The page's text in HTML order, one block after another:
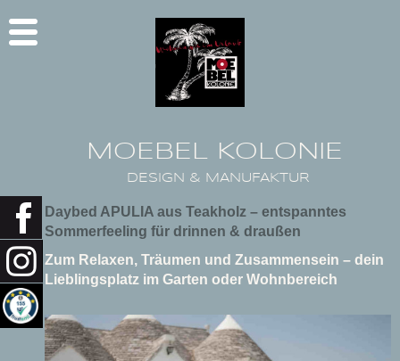
MOEBEL KOLONIE
DESIGN & MANUFAKTUR
Daybed APULIA aus Teakholz – entspanntes
Sommerfeeling für drinnen & draußen
Zum Relaxen, Träumen und Zusammensein – dein
Lieblingsplatz im Garten oder Wohnbereich